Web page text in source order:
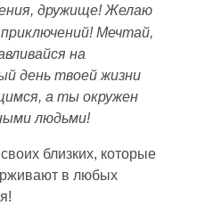
дружище! Желаю
Мечтай,
на
день твоей жизни
а ты окружен
людьми!
близких, которые
в любых